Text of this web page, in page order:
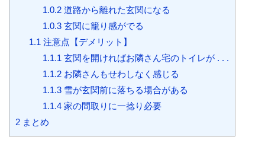
1.0.2道路から離れた玄関になる
1.0.3玄関に籠り感がでる
1.1 注意点【デメリット】
1.1.1 玄関を開ければお隣さん宅のトイレが . . .
1.1.2お隣さんもせわしなく感じる
1.1.3雪が玄関前に落ちる場合がある
1.1.4家の間取りに一捻り必要
2 まとめ